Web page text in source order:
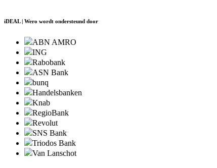
iDEAL | Wero wordt ondersteund door
ABN AMRO
ING
Rabobank
ASN Bank
bunq
Handelsbanken
Knab
RegioBank
Revolut
SNS Bank
Triodos Bank
Van Lanschot